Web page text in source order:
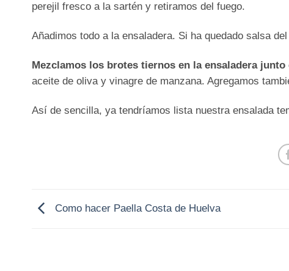
perejil fresco a la sartén y retiramos del fuego.
Añadimos todo a la ensaladera. Si ha quedado salsa
Mezclamos los brotes tiernos en la ensaladera
aceite de oliva y vinagre de manzana. Agregamos
Así de sencilla, ya tendríamos lista nuestra ensalada
Como hacer Paella Costa de Huelva